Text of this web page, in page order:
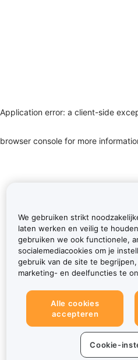
Application error: a client-side
browser console for more
We gebruiken strikt
laten werken en veilig te
gebruiken we ook functionele,
socialemediacookies om je
gebruik van de site te
marketing- en deelfuncties te
Alle cookies
accepteren
Cookie-